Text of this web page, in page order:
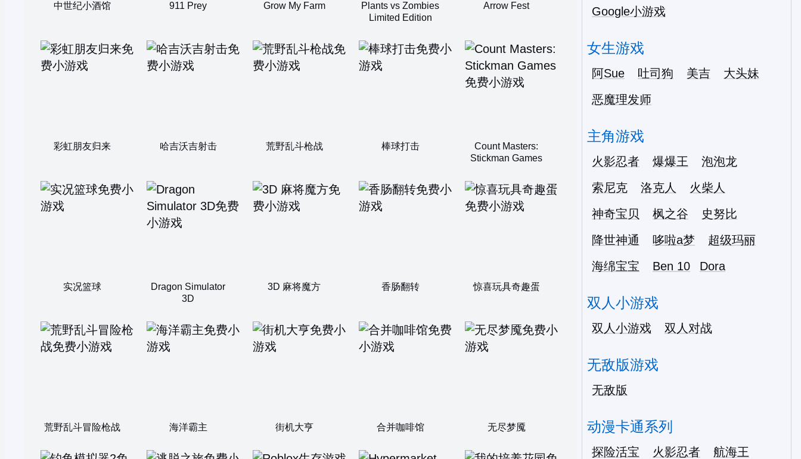
中世纪小酒馆 911 Prey Grow My Farm
Plants vs Zombies
Limited Edition
Arrow Fest
彩虹朋友归来 哈吉沃吉射击 荒野乱斗枪战 棒球打击
Count Masters:
Stickman Games
实况篮球
Dragon Simulator
3D
3D 麻将魔方 香肠翻转 惊喜玩具奇趣蛋
荒野乱斗冒险枪战 海洋霸主 街机大亨 合并咖啡馆 无尽梦魇
Google小游戏
女生游戏
阿Sue 吐司狗 美吉
大头妹
恶魔理发师
主角游戏
火影忍者 爆爆王
泡泡龙
索尼克
洛克人
火柴人
神奇宝贝
枫之谷
史努比
降世神通
哆啦a梦
超级玛丽
海绵宝宝
Ben 10 Dora
双人小游戏
双人小游戏 双人对战
无敌版游戏
无敌版
动漫卡通系列
探险活宝 火影忍者
航海王